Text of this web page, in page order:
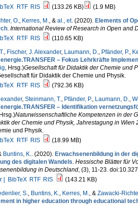
RTF RIS (133.26 KB)
(1.9 MB)
O., Kerres, M., & al., et. (2020). Elements of
. International Review of Research in Open and
RTF RIS
(110.65 KB)
, Fischer, J. Alexander, Laumann, D., Pfänder, P.,
energie.TRANSFER – Fokus Lehrkräfte
, Hrsg.)Gesellschaft für Didaktik der Chemie und
für Didaktik der Chemie und Physik.
RTF RIS
(792.36 KB)
, Steinmann, T., Pfänder, P., Laumann, D.,
energie.TRANSFER – Identifikation
)Naturwissenschaftliche Kompetenzen in der
der Chemie und Physik, Jahrestagung in Wien
und Physik.
RTF RIS
(18.99 MB)
Buntins, K.. (2020). Erwachsenenbildung in der
des digitalen Wandels. Hessische Blätter für
in Deutschland, (3), 11-23.
| BibTeX RTF RIS
(143.21 KB)
S., Buntins, K., Kerres, M., & Zawacki-
in higher education through educational